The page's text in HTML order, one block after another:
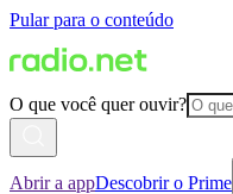
Pular para o conteúdo
O que você quer ouvir?
Abrir a appDescobrir o Prime